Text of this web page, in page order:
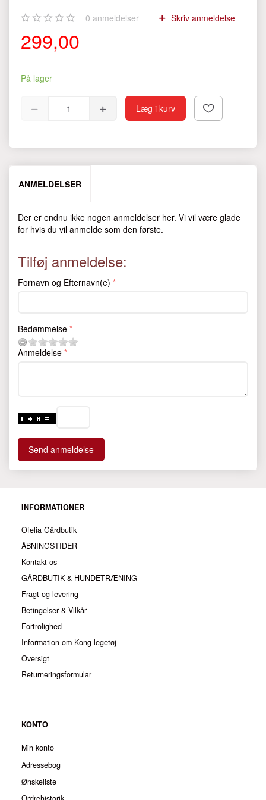
0 anmeldelser Skriv anmeldelse
299,00
På lager
Læg i kurv
ANMELDELSER
Der er endnu ikke nogen anmeldelser her. Vi vil være glade
for hvis du vil anmelde som den første.
Tilføj anmeldelse:
Fornavn og Efternavn(e)
Bedømmelse
Anmeldelse
Send anmeldelse
INFORMATIONER
Ofelia Gårdbutik
ÅBNINGSTIDER
Kontakt os
GÅRDBUTIK & HUNDETRÆNING
Fragt og levering
Betingelser & Vilkår
Fortrolighed
Information om Kong-legetøj
Oversigt
Returneringsformular
KONTO
Min konto
Adressebog
Ønskeliste